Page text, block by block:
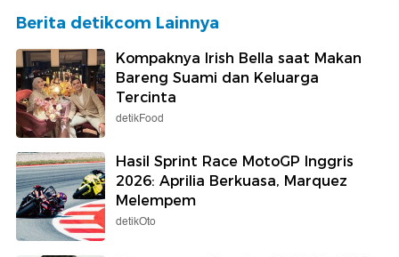
Berita detikcom Lainnya
Kompaknya Irish Bella saat Makan
Bareng Suami dan Keluarga
Tercinta
detikFood
Hasil Sprint Race MotoGP Inggris
2026: Aprilia Berkuasa, Marquez
Melempem
detikOto